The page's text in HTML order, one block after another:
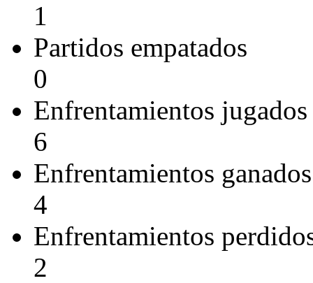
1
Partidos empatados
0
Enfrentamientos jugados
6
Enfrentamientos ganados
4
Enfrentamientos
2